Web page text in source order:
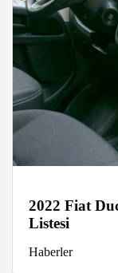
2022 Fiat
Listesi
Haberler